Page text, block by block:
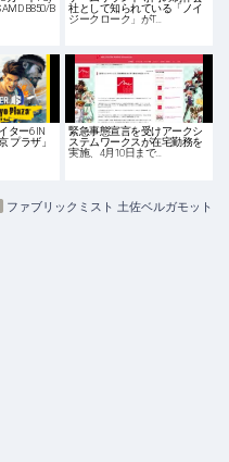
B850/B
社として知られている「ノイ
ジークローク」がT…
ター6 IN
プラザ」
緊急事態宣言を受けアークシ
ステムワークスが在宅勤務を
実施、4月10日まで…
ファブリックミスト 土佐ベルガモット